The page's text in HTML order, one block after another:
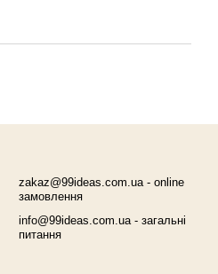
zakaz@99ideas.com.ua - online
замовлення
info@99ideas.com.ua - загальні
питання